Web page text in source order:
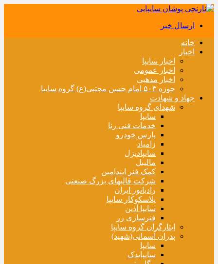
ارسال خبر
خانه
اخبار
اخبار سایپا
اخبار عمومی
اخبار مذهبی
حوزه ۵۰۳ امام حسن مجتبی(ع) گروه سایپا
جهاد و شهادت
شهدای گروه سایپا
سایپا
خدمات فنی رنا
پارس خودرو
زامیاد
سایپادیزل
مالیبل
کمک فنر ایندامین
شرکت قالبهای بزرگ صنعتی
رادیاتور ایران
پلاسکوکار سایپا
سایپا آذین
فنرسازی زر
ایثارگران گروه سایپا
پدران آسمانی(شهید)
سایپا
سایپایدک